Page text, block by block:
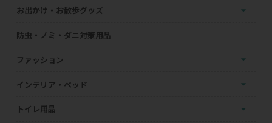
お出かけ・お散歩グッズ
防虫・ノミ・ダニ対策用品
ファッション
インテリア・ベッド
トイレ用品